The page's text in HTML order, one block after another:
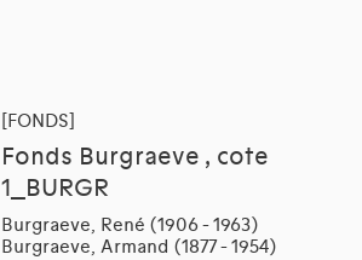
[FONDS]
Fonds Burgraeve , cote
1_BURGR
Burgraeve, René (1906 - 1963)
Burgraeve, Armand (1877 - 1954)